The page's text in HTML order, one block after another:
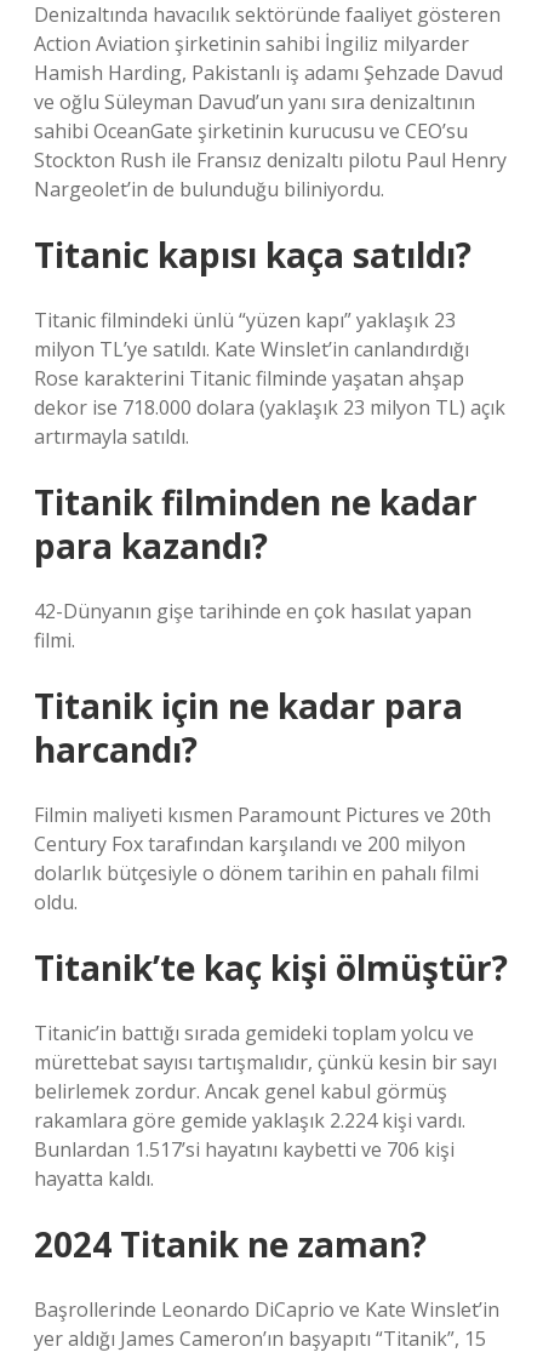
Denizaltında havacılık sektöründe faaliyet gösteren
Action Aviation şirketinin sahibi İngiliz milyarder
Hamish Harding, Pakistanlı iş adamı Şehzade Davud
ve oğlu Süleyman Davud’un yanı sıra denizaltının
sahibi OceanGate şirketinin kurucusu ve CEO’su
Stockton Rush ile Fransız denizaltı pilotu Paul Henry
Nargeolet’in de bulunduğu biliniyordu.
Titanic kapısı kaça satıldı?
Titanic filmindeki ünlü “yüzen kapı” yaklaşık 23
milyon TL’ye satıldı. Kate Winslet’in canlandırdığı
Rose karakterini Titanic filminde yaşatan ahşap
dekor ise 718.000 dolara (yaklaşık 23 milyon TL) açık
artırmayla satıldı.
Titanik filminden ne kadar
para kazandı?
42-Dünyanın gişe tarihinde en çok hasılat yapan
filmi.
Titanik için ne kadar para
harcandı?
Filmin maliyeti kısmen Paramount Pictures ve 20th
Century Fox tarafından karşılandı ve 200 milyon
dolarlık bütçesiyle o dönem tarihin en pahalı filmi
oldu.
Titanik’te kaç kişi ölmüştür?
Titanic’in battığı sırada gemideki toplam yolcu ve
mürettebat sayısı tartışmalıdır, çünkü kesin bir sayı
belirlemek zordur. Ancak genel kabul görmüş
rakamlara göre gemide yaklaşık 2.224 kişi vardı.
Bunlardan 1.517’si hayatını kaybetti ve 706 kişi
hayatta kaldı.
2024 Titanik ne zaman?
Başrollerinde Leonardo DiCaprio ve Kate Winslet’in
yer aldığı James Cameron’ın başyapıtı “Titanik”, 15